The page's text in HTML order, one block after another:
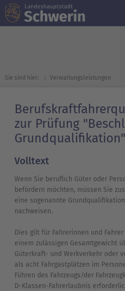
Sie sind hier: Verwaltungsleistungen
zur Prüfung
Volltext
Wenn Sie beruflich Güter oder
befördern möchten, müssen Sie
eine sogenannte
nachweisen.
Dies gilt für Fahrerinnen und
einem zulässigen Gesamtgewicht
Güterkraft- und Werkverkehr oder
als acht Fahrgastplätzen im
Führen des Fahrzeugs/der
D-Klassen-Fahrerlaubnis